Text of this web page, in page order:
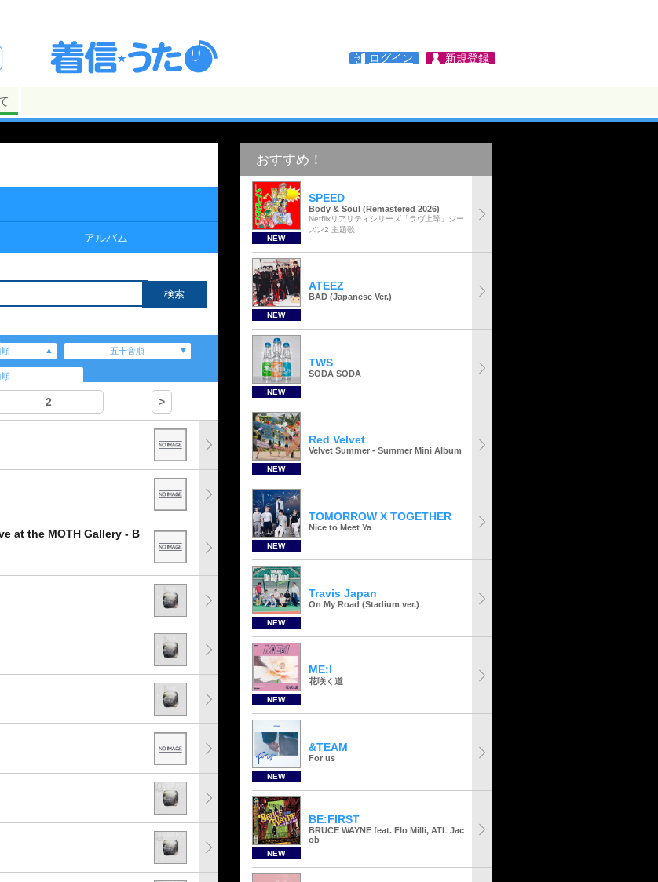
ログイン 新規登録
アルバム
順 五十音順
順
2 >
at the MOTH Gallery - B
おすすめ！
NEW
SPEED
Body & Soul (Remastered 2026)
Netflixリアリティシリーズ「ラヴ上等」シー
ズン2 主題歌
NEW
ATEEZ
BAD (Japanese Ver.)
NEW
TWS
SODA SODA
NEW
Red Velvet
Velvet Summer - Summer Mini Album
NEW
TOMORROW X TOGETHER
Nice to Meet Ya
NEW
Travis Japan
On My Road (Stadium ver.)
NEW
ME:I
花咲く道
NEW
&TEAM
For us
NEW
BE:FIRST
BRUCE WAYNE feat. Flo Milli, ATL Jac
ob